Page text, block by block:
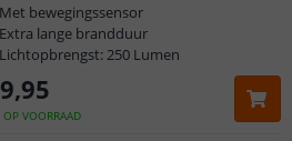
OP VOORRAAD
,95
Met bewegingssensor
Extra lange brandduur
Lichtopbrengst: 250 Lumen